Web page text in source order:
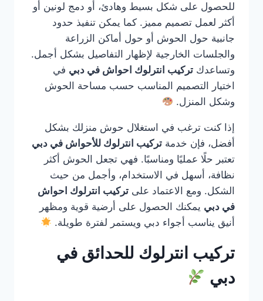
للحصول على شكل بسيط وهادئ، أو دمج لونين أو
أكثر لعمل تصميم مميز. كما يمكن تنفيذ حدود
جانبية حول الحوش أو حول أماكن الزراعة
والجلسات الخارجية لإظهار التفاصيل بشكل أجمل.
وتساعدك تركيب انترلوك احواش في دبي في
اختيار التصميم المناسب حسب مساحة الحوش
وشكل المنزل.
إذا كنت ترغب في استغلال حوش منزلك بشكل
أفضل، فإن خدمة تركيب انترلوك للأحواش في دبي
تعتبر حلًا عمليًا ومناسبًا. فهي تجعل الحوش أكثر
نظافة، أسهل في الاستخدام، وأجمل من حيث
الشكل. ومع الاعتماد على تركيب انترلوك احواش
في دبي يمكنك الحصول على أرضية قوية ومظهر
أنيق يناسب أجواء دبي ويستمر لفترة طويلة.
تركيب انترلوك للحدائق في
دبي